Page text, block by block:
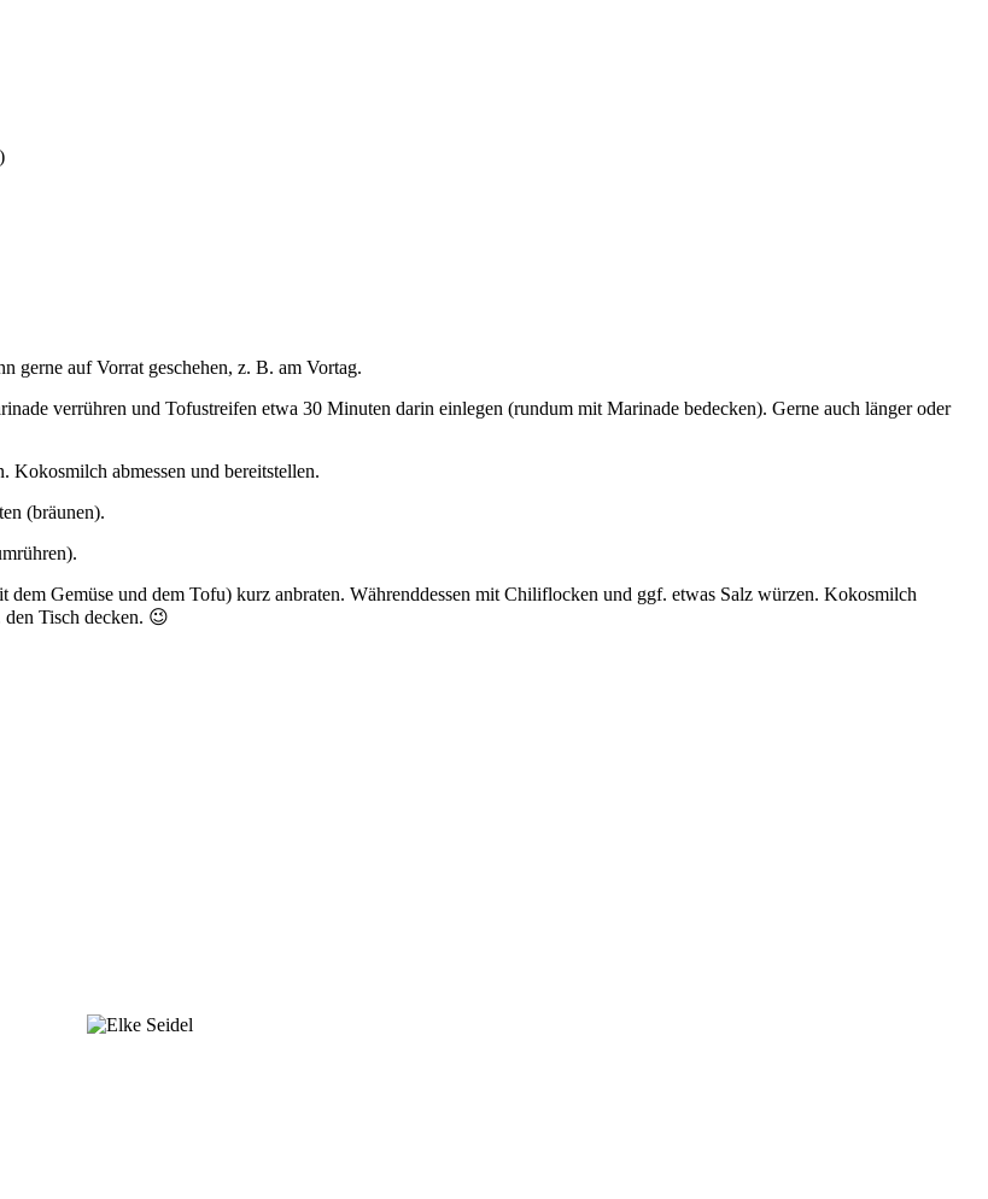
gerne auf Vorrat geschehen, z. B. am Vortag.
verrühren und Tofustreifen etwa 30 Minuten darin einlegen (rundum mit Marinade bedecken). Gerne auch länger oder
Kokosmilch abmessen und bereitstellen.
(bräunen).
Gemüse und dem Tofu) kurz anbraten. Währenddessen mit Chiliflocken und ggf. etwas Salz würzen. Kokosmilch
Tisch decken. 😉